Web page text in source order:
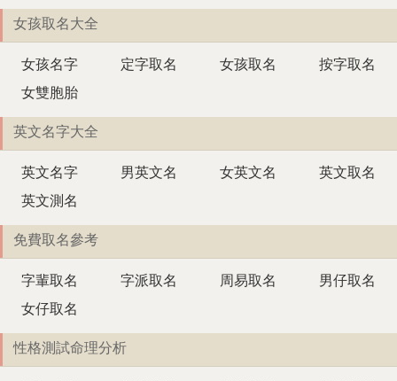
女孩取名大全
女孩名字 定字取名 女孩取名
按字取名
女雙胞胎
英文名字大全
英文名字 男英文名 女英文名
英文取名
英文測名
免費取名參考
字輩取名 字派取名 周易取名
男仔取名
女仔取名
性格測試命理分析